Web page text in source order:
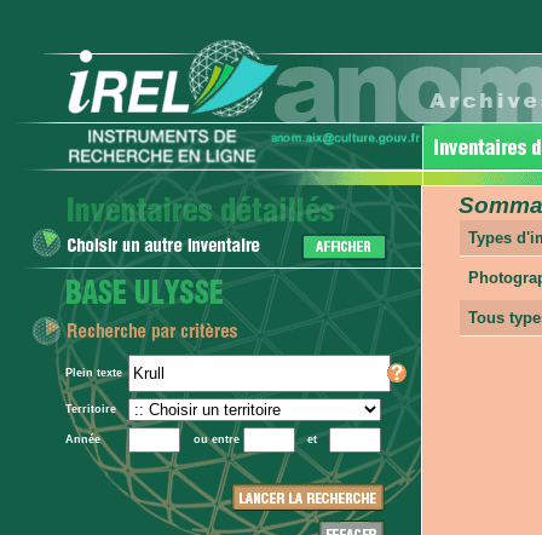
Plein texte
Territoire
Année ou entre et
Types
Tous